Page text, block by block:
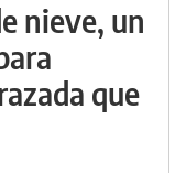
nieve, un
que